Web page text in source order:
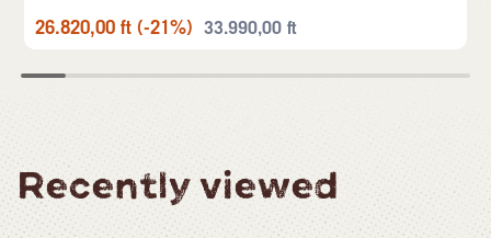
26.820,00 ft (-21%) 33.990,00 ft
Recently viewed